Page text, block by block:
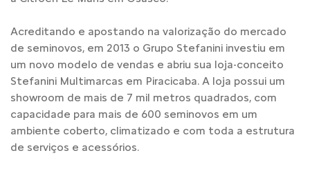
Acreditando e apostando na valorização do mercado
de seminovos, em 2013 o Grupo Stefanini investiu em
um novo modelo de vendas e abriu sua loja-conceito
Stefanini Multimarcas em Piracicaba. A loja possui um
showroom de mais de 7 mil metros quadrados, com
capacidade para mais de 600 seminovos em um
ambiente coberto, climatizado e com toda a estrutura
de serviços e acessórios.